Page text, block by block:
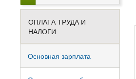
ОПЛАТА ТРУДА И
НАЛОГИ
Основная зарплата